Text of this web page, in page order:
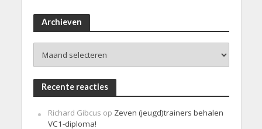
Archieven
Recente reacties
Richard Gibcus op Zeven (jeugd)trainers behalen
VC1-diploma!